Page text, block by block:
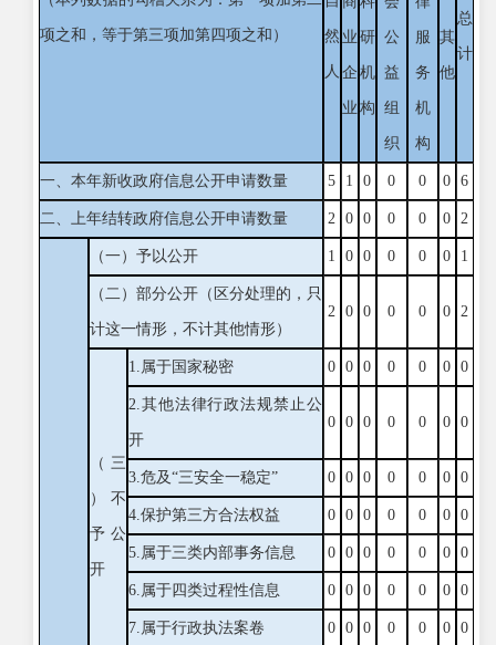
项之和，等于第三项加第四项之和） 然
人
总
计
业
企
业
研
机
构
公
益
组
织
服
务
机
构
其
他
一、本年新收政府信息公开申请数量 5 1 0 0 0 0 6
二、上年结转政府信息公开申请数量 2 0 0 0 0 0 2
（一）予以公开 1 0 0 0 0 0 1
（二）部分公开（区分处理的，只
计这一情形，不计其他情形）
2 0 0 0 0 0 2
（三
）不
予公
开
1.属于国家秘密 0 0 0 0 0 0 0
2.其他法律行政法规禁止公
开
0 0 0 0 0 0 0
3.危及“三安全一稳定” 0 0 0 0 0 0 0
4.保护第三方合法权益 0 0 0 0 0 0 0
5.属于三类内部事务信息 0 0 0 0 0 0 0
6.属于四类过程性信息 0 0 0 0 0 0 0
7.属于行政执法案卷 0 0 0 0 0 0 0